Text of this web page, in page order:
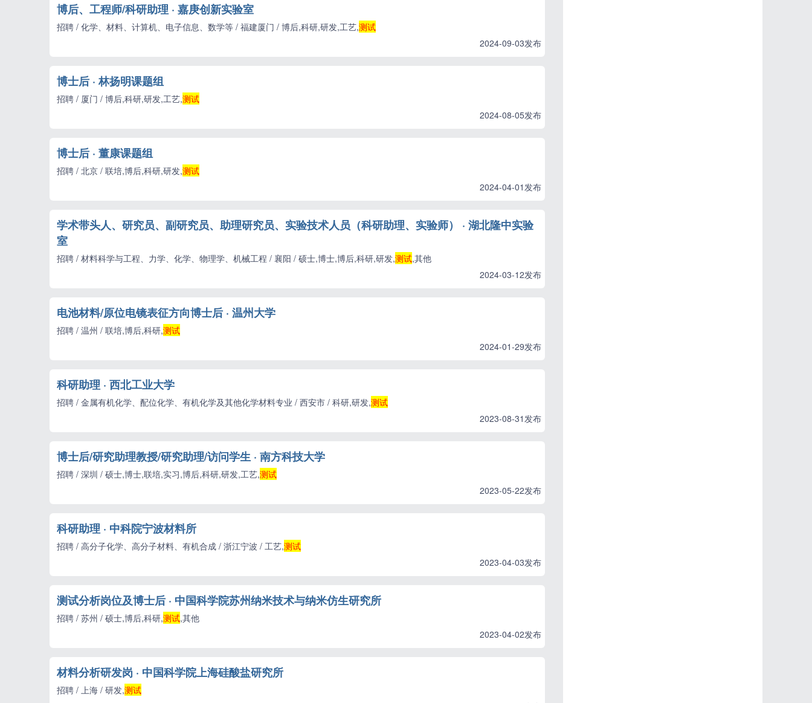
博后、工程师/科研助理 · 嘉庚创新实验室
招聘 / 化学、材料、计算机、电子信息、数学等 / 福建厦门 / 博后,科研,研发,工艺,测试
2024-09-03发布
博士后 · 林扬明课题组
招聘 / 厦门 / 博后,科研,研发,工艺,测试
2024-08-05发布
博士后 · 董康课题组
招聘 / 北京 / 联培,博后,科研,研发,测试
2024-04-01发布
学术带头人、研究员、副研究员、助理研究员、实验技术人员（科研助理、实验师） · 湖北隆中实验
室
招聘 / 材料科学与工程、力学、化学、物理学、机械工程 / 襄阳 / 硕士,博士,博后,科研,研发,测试,其他
2024-03-12发布
电池材料/原位电镜表征方向博士后 · 温州大学
招聘 / 温州 / 联培,博后,科研,测试
2024-01-29发布
科研助理 · 西北工业大学
招聘 / 金属有机化学、配位化学、有机化学及其他化学材料专业 / 西安市 / 科研,研发,测试
2023-08-31发布
博士后/研究助理教授/研究助理/访问学生 · 南方科技大学
招聘 / 深圳 / 硕士,博士,联培,实习,博后,科研,研发,工艺,测试
2023-05-22发布
科研助理 · 中科院宁波材料所
招聘 / 高分子化学、高分子材料、有机合成 / 浙江宁波 / 工艺,测试
2023-04-03发布
测试分析岗位及博士后 · 中国科学院苏州纳米技术与纳米仿生研究所
招聘 / 苏州 / 硕士,博后,科研,测试,其他
2023-04-02发布
材料分析研发岗 · 中国科学院上海硅酸盐研究所
招聘 / 上海 / 研发,测试